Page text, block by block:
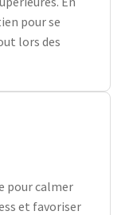
pour se
lors des
pour calmer
et favoriser